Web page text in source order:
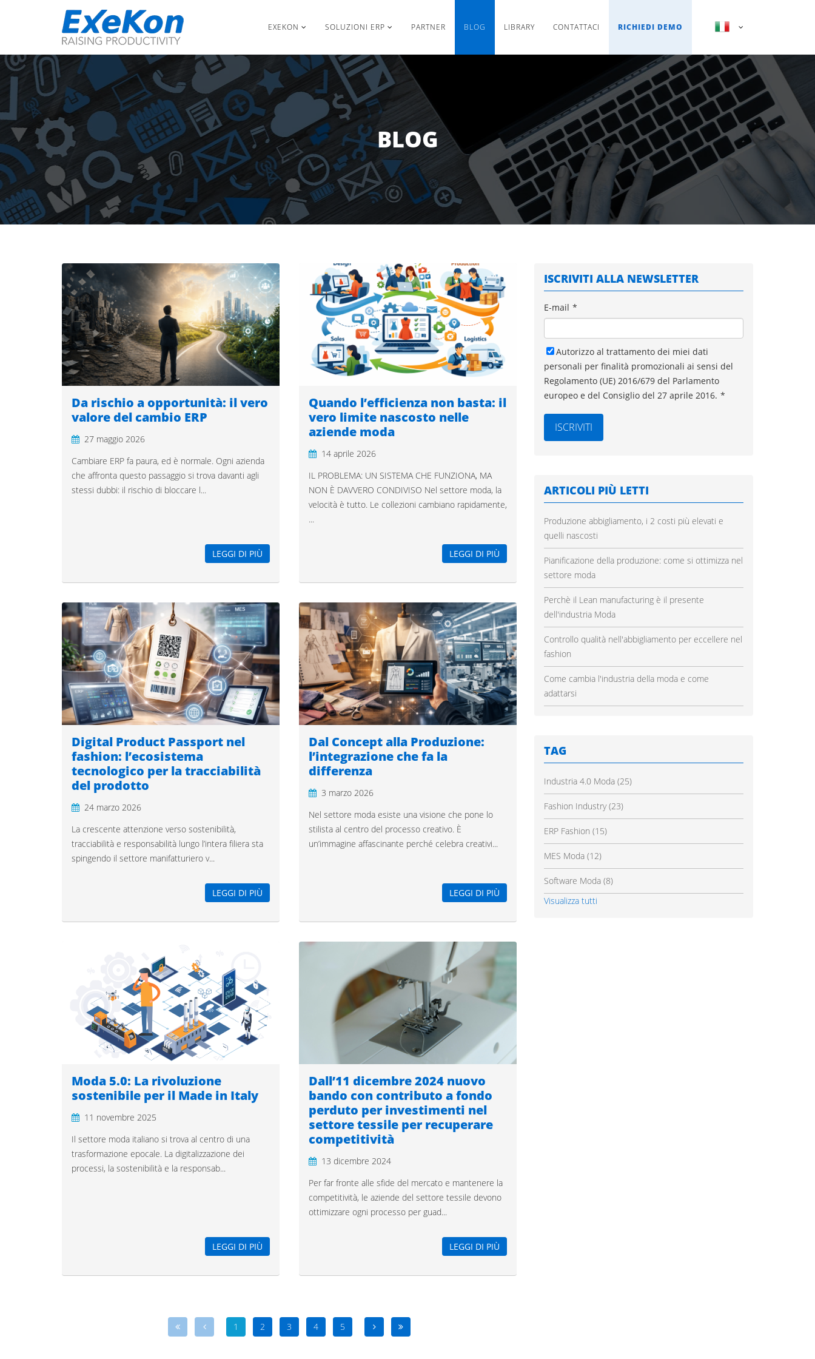
EXEKON SOLUZIONI ERP PARTNER BLOG LIBRARY CONTATTACI RICHIEDI DEMO
BLOG
Da rischio a opportunità: il vero
valore del cambio ERP
27 maggio 2026
Cambiare ERP fa paura, ed è normale. Ogni azienda
che affronta questo passaggio si trova davanti agli
stessi dubbi: il rischio di bloccare l...
LEGGI DI PIÙ
Quando l’efficienza non basta: il
vero limite nascosto nelle
aziende moda
14 aprile 2026
IL PROBLEMA: UN SISTEMA CHE FUNZIONA, MA
NON È DAVVERO CONDIVISO Nel settore moda, la
velocità è tutto. Le collezioni cambiano rapidamente,
...
LEGGI DI PIÙ
Digital Product Passport nel
fashion: l’ecosistema
tecnologico per la tracciabilità
del prodotto
24 marzo 2026
La crescente attenzione verso sostenibilità,
tracciabilità e responsabilità lungo l’intera filiera sta
spingendo il settore manifatturiero v...
LEGGI DI PIÙ
Dal Concept alla Produzione:
l’integrazione che fa la
differenza
3 marzo 2026
Nel settore moda esiste una visione che pone lo
stilista al centro del processo creativo. È
un’immagine affascinante perché celebra creativi...
LEGGI DI PIÙ
Moda 5.0: La rivoluzione
sostenibile per il Made in Italy
11 novembre 2025
Il settore moda italiano si trova al centro di una
trasformazione epocale. La digitalizzazione dei
processi, la sostenibilità e la responsab...
LEGGI DI PIÙ
Dall’11 dicembre 2024 nuovo
bando con contributo a fondo
perduto per investimenti nel
settore tessile per recuperare
competitività
13 dicembre 2024
Per far fronte alle sfide del mercato e mantenere la
competitività, le aziende del settore tessile devono
ottimizzare ogni processo per guad...
LEGGI DI PIÙ
1 2 3 4 5
ISCRIVITI ALLA NEWSLETTER
E-mail *
Autorizzo al trattamento dei miei dati
personali per finalità promozionali ai sensi del
Regolamento (UE) 2016/679 del Parlamento
europeo e del Consiglio del 27 aprile 2016. *
ARTICOLI PIÙ LETTI
Produzione abbigliamento, i 2 costi più elevati e
quelli nascosti
Pianificazione della produzione: come si ottimizza nel
settore moda
Perchè il Lean manufacturing è il presente
dell'industria Moda
Controllo qualità nell'abbigliamento per eccellere nel
fashion
Come cambia l'industria della moda e come
adattarsi
TAG
Industria 4.0 Moda(25)
Fashion Industry(23)
ERP Fashion(15)
MES Moda(12)
Software Moda(8)
Visualizza tutti